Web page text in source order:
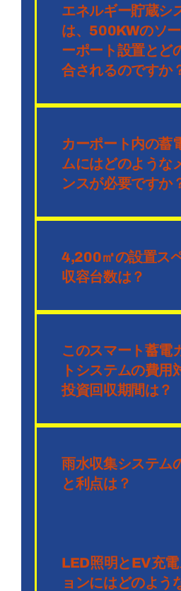
エネルギー貯蔵シ
は、500KWのソ
ーポート設置とど
合されるのですか
カーポート内の蓄
ムにはどのような
ンスが必要ですか
4,200㎡の設置ス
収容台数は？
このスマート蓄電
トシステムの費用
投資回収期間は？
雨水収集システム
と利点は？
LED照明とEV充
ョンにはどのよう